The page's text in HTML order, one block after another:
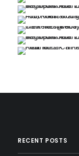
…
…
…
…
…
RECENT POSTS